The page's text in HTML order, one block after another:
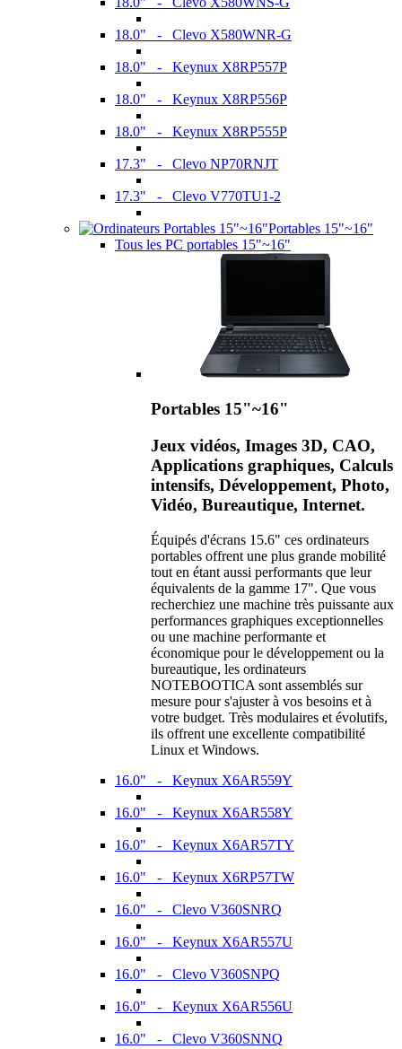
18.0" - Clevo X580WNR-G
18.0" - Keynux X8RP557P
18.0" - Keynux X8RP556P
18.0" - Keynux X8RP555P
17.3" - Clevo NP70RNJT
17.3" - Clevo V770TU1-2
Portables 15"~16"
Tous les PC portables 15"~16"
Portables 15"~16"
Jeux vidéos, Images 3D, CAO,
Applications graphiques, Calculs
intensifs, Développement, Photo,
Vidéo, Bureautique, Internet.
Équipés d'écrans 15.6" ces ordinateurs
portables offrent une plus grande mobilité
tout en étant aussi performants que leur
équivalents de la gamme 17". Que vous
recherchiez une machine très puissante aux
performances graphiques exceptionnelles
ou une machine performante et
économique pour le développement ou la
bureautique, les ordinateurs
NOTEBOOTICA sont assemblés sur
mesure pour s'ajuster à vos besoins et à
votre budget. Très modulaires et évolutifs,
ils offrent une excellente compatibilité
Linux et Windows.
16.0" - Keynux X6AR559Y
16.0" - Keynux X6AR558Y
16.0" - Keynux X6AR57TY
16.0" - Keynux X6RP57TW
16.0" - Clevo V360SNRQ
16.0" - Keynux X6AR557U
16.0" - Clevo V360SNPQ
16.0" - Keynux X6AR556U
16.0" - Clevo V360SNNQ